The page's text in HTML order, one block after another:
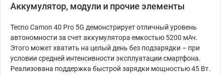
Аккумулятор, модули и прочие элементы
Tecno Camon 40 Pro 5G демонстрирует отличный уровень
автономности за счет аккумулятора емкостью 5200 мАч.
Этого может хватить на целый день без подзарядки – при
условии средней интенсивности эксплуатации смартфона.
Реализована поддержка быстрой зарядки мощностью 45 Вт.